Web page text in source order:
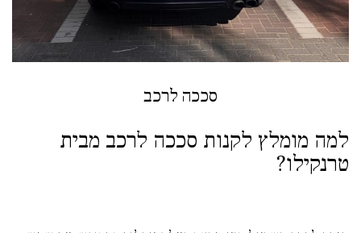
סככה לרכב
למה מומלץ לקנות סככה לרכב מבית
טרנקילו?